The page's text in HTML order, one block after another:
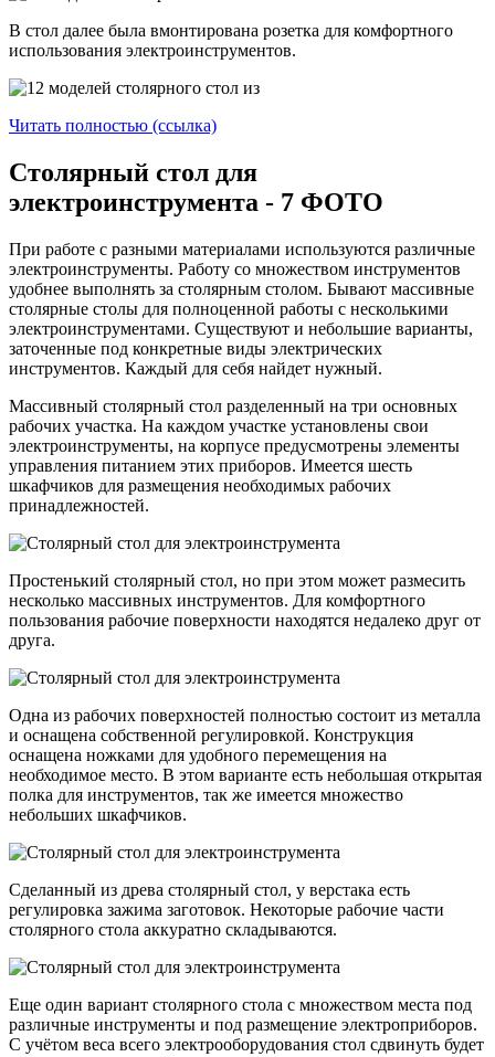
В стол далее была вмонтирована розетка для комфортного
использования электроинструментов.
Читать полностью (ссылка)
Столярный стол для
электроинструмента - 7 ФОТО
При работе с разными материалами используются различные
электроинструменты. Работу со множеством инструментов
удобнее выполнять за столярным столом. Бывают массивные
столярные столы для полноценной работы с несколькими
электроинструментами. Существуют и небольшие варианты,
заточенные под конкретные виды электрических
инструментов. Каждый для себя найдет нужный.
Массивный столярный стол разделенный на три основных
рабочих участка. На каждом участке установлены свои
электроинструменты, на корпусе предусмотрены элементы
управления питанием этих приборов. Имеется шесть
шкафчиков для размещения необходимых рабочих
принадлежностей.
Простенький столярный стол, но при этом может размесить
несколько массивных инструментов. Для комфортного
пользования рабочие поверхности находятся недалеко друг от
друга.
Одна из рабочих поверхностей полностью состоит из металла
и оснащена собственной регулировкой. Конструкция
оснащена ножками для удобного перемещения на
необходимое место. В этом варианте есть небольшая открытая
полка для инструментов, так же имеется множество
небольших шкафчиков.
Сделанный из древа столярный стол, у верстака есть
регулировка зажима заготовок. Некоторые рабочие части
столярного стола аккуратно складываются.
Еще один вариант столярного стола с множеством места под
различные инструменты и под размещение электроприборов.
С учётом веса всего электрооборудования стол сдвинуть будет